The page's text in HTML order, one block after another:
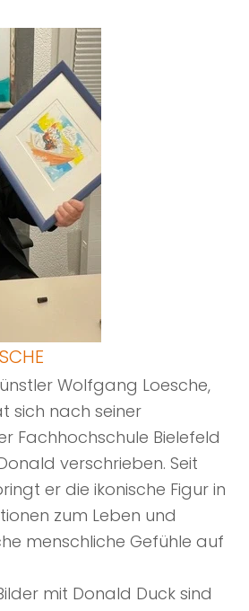
Wolfgang Loesche,
sich nach seiner
Fachhochschule Bielefeld
verschrieben. Seit
er die ikonische Figur in
zum Leben und
menschliche Gefühle auf
mit Donald Duck sind